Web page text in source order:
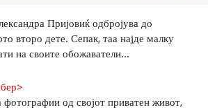
Пријовиќ одбројува до
второ дете. Сепак, таа најде малку
на своите обожаватели…
фотографии од својот приватен живот,